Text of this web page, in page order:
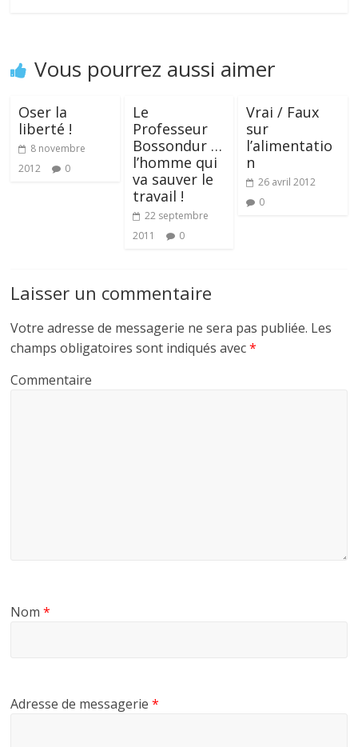
Vous pourrez aussi aimer
Oser la
liberté !
8 novembre
2012
0
Le
Professeur
Bossondur …
l’homme qui
va sauver le
travail !
22 septembre
2011
0
Vrai / Faux
sur
l’alimentatio
n
26 avril 2012
0
Laisser un commentaire
Votre adresse de messagerie ne sera pas publiée. Les
champs obligatoires sont indiqués avec*
Commentaire
Nom*
Adresse de messagerie*